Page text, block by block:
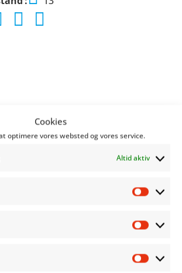
Cookies
optimere vores websted og vores service.
Altid aktiv